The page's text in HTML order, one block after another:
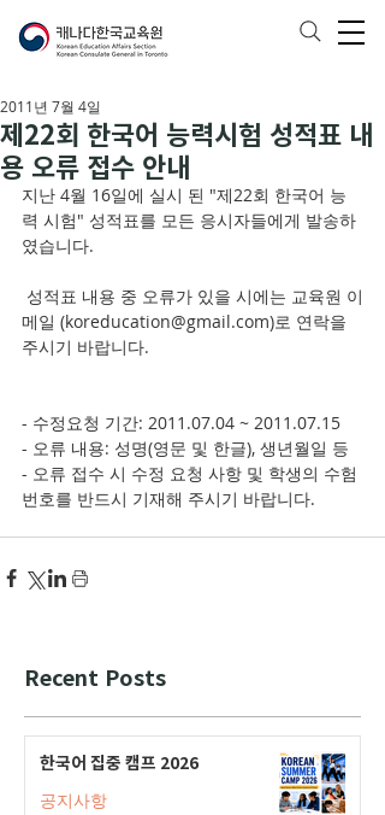
제22회 한국어 능력시험 성적표 내
용 오류 접수 안내
2011년 7월 4일
지난 4월 16일에 실시 된 "제22회 한국어 능
력 시험" 성적표를 모든 응시자들에게 발송하
였습니다.
메일 (koreducation@gmail.com)로 연락을
주시기 바랍니다.
- 수정요청 기간: 2011.07.04 ~ 2011.07.15
- 오류 내용: 성명(영문 및 한글), 생년월일 등
- 오류 접수 시 수정 요청 사항 및 학생의 수험
번호를 반드시 기재해 주시기 바랍니다.
Recent Posts
한국어 집중 캠프 2026
공지사항